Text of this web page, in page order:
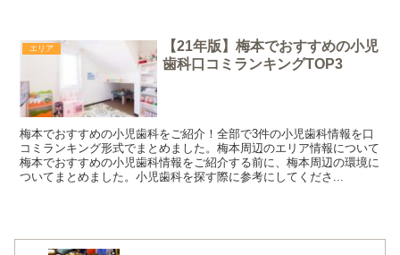
エリア
【21年版】梅本でおすすめの小児
歯科口コミランキングTOP3
梅本でおすすめの小児歯科をご紹介！全部で3件の小児歯科情報を口
コミランキング形式でまとめました。梅本周辺のエリア情報について
梅本でおすすめの小児歯科情報をご紹介する前に、梅本周辺の環境に
ついてまとめました。小児歯科を探す際に参考にしてくださ...